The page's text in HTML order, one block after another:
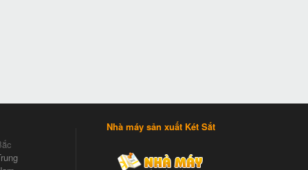
Nhà máy sản xuất Két Sắt